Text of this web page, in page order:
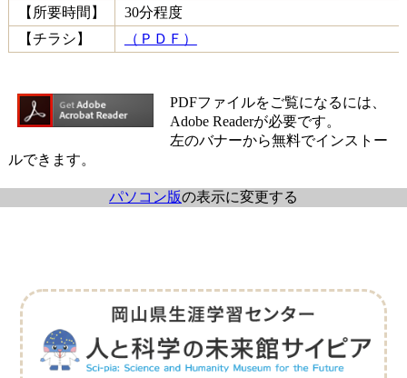
【所要時間】
30分程度
【チラシ】
（ＰＤＦ）
PDFファイルをご覧になるには、
Adobe Readerが必要です。
左のバナーから無料でインストー
ルできます。
パソコン版の表示に変更する